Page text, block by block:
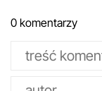
0 komentarzy